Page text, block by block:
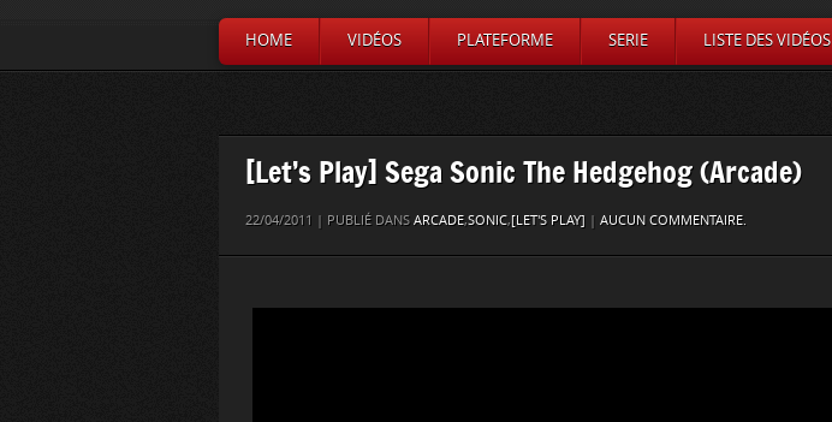
HOME VIDÉOS PLATEFORME SERIE LISTE DES VIDÉOS
[Let’s Play] Sega Sonic The Hedgehog (Arcade)
22/04/2011 | PUBLIÉ DANS ARCADE,SONIC,[LET'S PLAY] | AUCUN COMMENTAIRE.